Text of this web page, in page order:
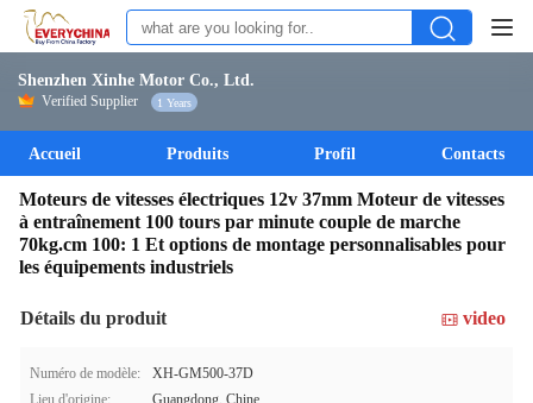
Shenzhen Xinhe Motor Co., Ltd.
Verified Supplier 1 Years
Accueil Produits Profil Contacts
Moteurs de vitesses électriques 12v 37mm Moteur de vitesses
à entraînement 100 tours par minute couple de marche
70kg.cm 100: 1 Et options de montage personnalisables pour
les équipements industriels
Détails du produit video
Numéro de modèle:
XH-GM500-37D
Lieu d'origine:
Guangdong, Chine